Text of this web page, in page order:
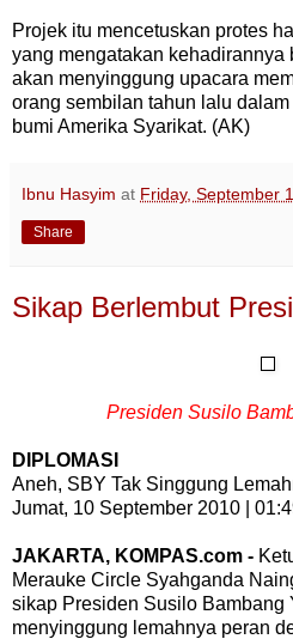
Projek itu mencetuskan protes
yang mengatakan kehadirannya
akan menyinggung upacara
orang sembilan tahun lalu
bumi Amerika Syarikat. (AK)
Ibnu Hasyim at Friday, September
Share
Sikap Berlembut
Presiden Susilo
DIPLOMASI
Aneh, SBY Tak Singgung
Jumat, 10 September 2010 |
JAKARTA, KOMPAS.com -
Merauke Circle Syahganda
sikap Presiden Susilo Bambang
menyinggung lemahnya peran